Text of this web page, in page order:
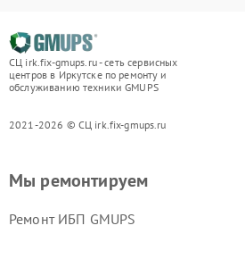
СЦ irk.fix-gmups.ru - сеть сервисных
центров в Иркутске по ремонту и
обслуживанию техники GMUPS
2021-2026 © СЦ irk.fix-gmups.ru
Мы ремонтируем
Ремонт ИБП GMUPS